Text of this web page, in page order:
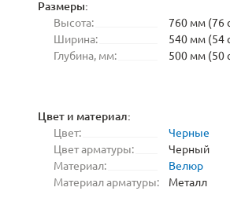
Размеры:
Высота:
760 мм (76
Ширина:
540 мм (54
Глубина, мм:
500 мм (50
Цвет и материал:
Цвет:
Черные
Цвет арматуры:
Черный
Материал:
Велюр
Материал арматуры:
Металл